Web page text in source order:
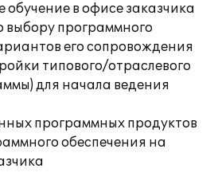
в офисе заказчика
выбору программного
его сопровождения
типового/отраслевого
для начала ведения
программных продуктов
обеспечения на